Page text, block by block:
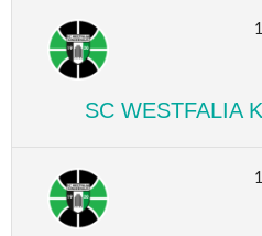
SC WESTFALIA